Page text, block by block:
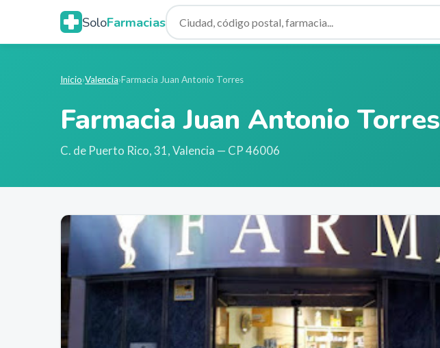
SoloFarmacias
Inicio›Valencia›Farmacia Juan Antonio Torres
Farmacia Juan Antonio Torres
C. de Puerto Rico, 31,Valencia — CP 46006